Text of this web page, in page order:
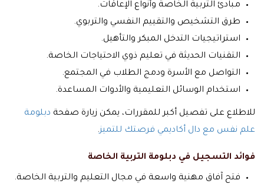
مبادئ التربية الخاصة وأنواع الإعاقات.
طرق التشخيص والتقييم النفسي والتربوي.
استراتيجيات التدخل المبكر والتأهيل.
التقنيات الحديثة في تعليم ذوي الاحتياجات الخاصة.
التواصل مع الأسرة ودمج الطلاب في المجتمع.
استخدام الوسائل التعليمية والأدوات المساعدة.
للاطلاع على تفصيل أكبر للمقررات، يمكن زيارة صفحة دبلومة
علم نفس مع دال أكاديمي فرصتك للتميز.
فوائد التسجيل في دبلومة التربية الخاصة
فتح آفاق مهنية واسعة في مجال التعليم والتربية الخاصة.